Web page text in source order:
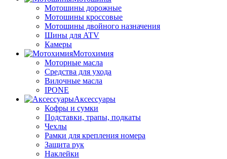
Мотошины дорожные
Мотошины кроссовые
Мотошины двойного назначения
Шины для ATV
Камеры
Мотохимия
Моторные масла
Средства для ухода
Вилочные масла
IPONE
Аксессуары
Кофры и сумки
Подставки, трапы, подкаты
Чехлы
Рамки для крепления номера
Защита рук
Наклейки